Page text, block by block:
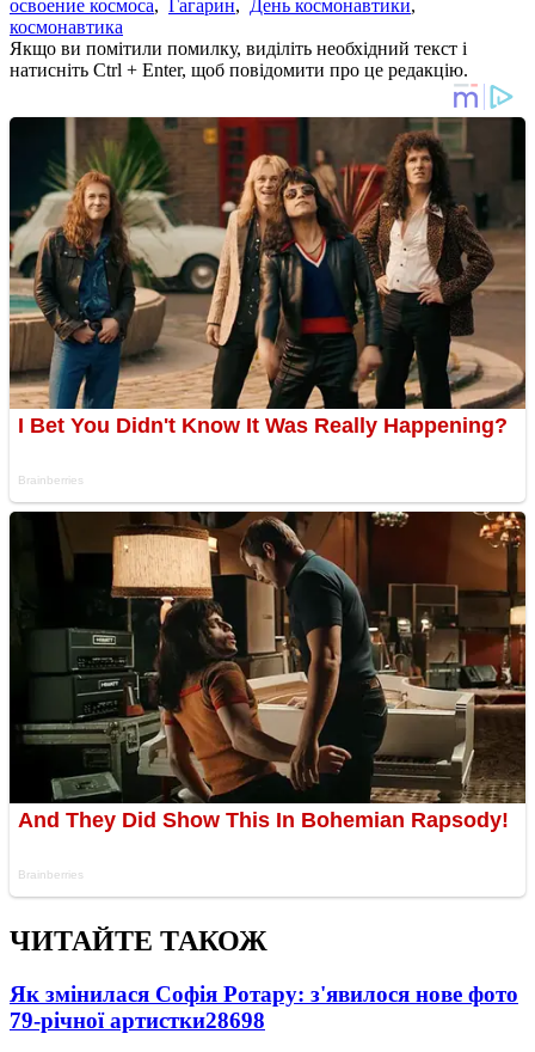
освоение космоса, Гагарин, День космонавтики,
космонавтика
Якщо ви помітили помилку, виділіть необхідний текст і
натисніть Ctrl + Enter, щоб повідомити про це редакцію.
ЧИТАЙТЕ ТАКОЖ
Як змінилася Софія Ротару: з'явилося нове фото
79-річної артистки28698